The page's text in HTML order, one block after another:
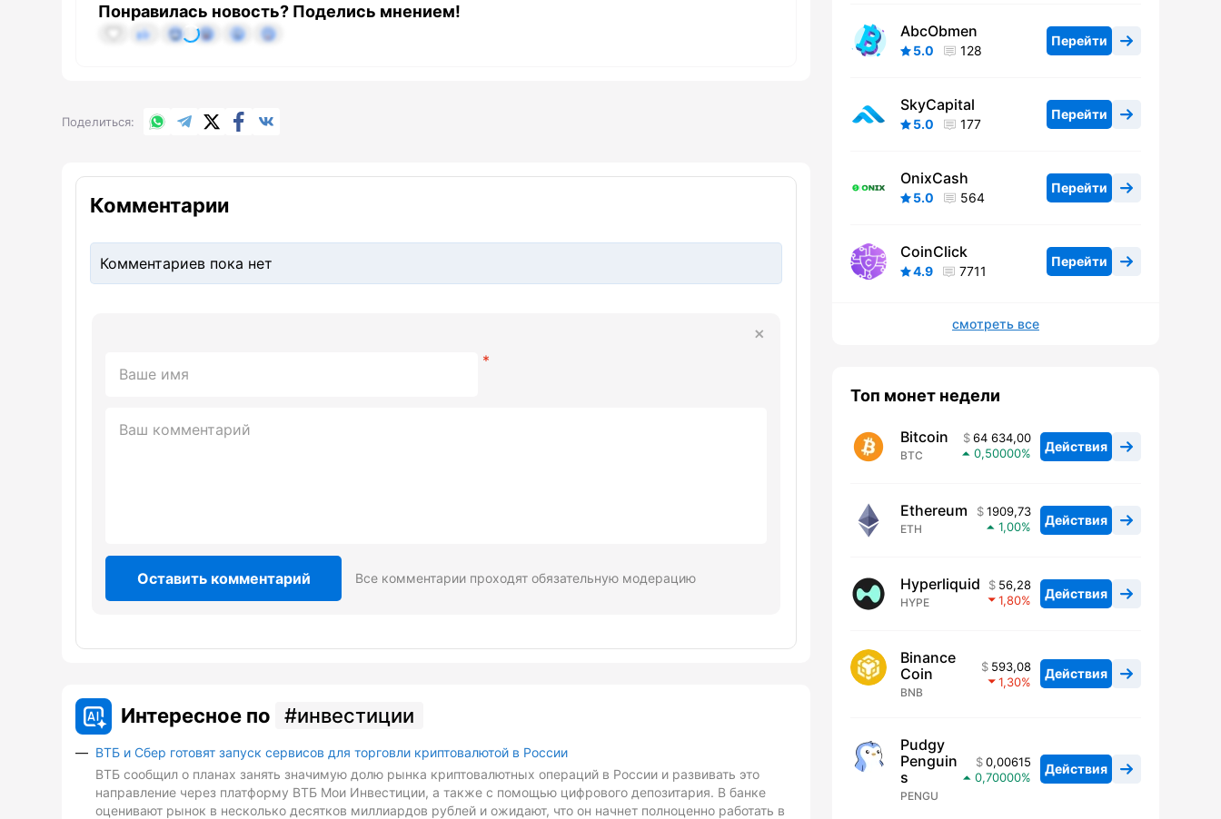
Понравилась новость? Поделись мнением!
Поделиться WhatsApp
TelegramX.comFacebook
Комментарии
Комментариев пока нет
Оставить комментарий Все комментарии проходят обязательную модерацию
Интересное по инвестиции
ВТБ и Сбер готовят запуск сервисов для торговли криптовалютой в России
ВТБ сообщил о планах занять значимую долю рынка криптовалютных операций в России и развивать это
направление через платформу ВТБ Мои Инвестиции, а также с помощью цифрового депозитария. В банке
оценивают рынок в несколько десятков миллиардов рублей и ожидают, что он начнет полноценно работать в
AbcObmen
5.0 128
Перейти
SkyCapital
5.0 177
Перейти
OnixCash
5.0 564
Перейти
CoinClick
4.9 7711
Перейти
смотреть все
Топ монет недели
Bitcoin
BTC
64 634,00
0,50000
Действия
Ethereum
ETH
1909,73
1,00
Действия
Hyperliquid
HYPE
56,28
1,80
Действия
Binance
Coin
BNB
593,08
1,30
Действия
Pudgy
Penguin
s
PENGU
0,00615
0,70000
Действия